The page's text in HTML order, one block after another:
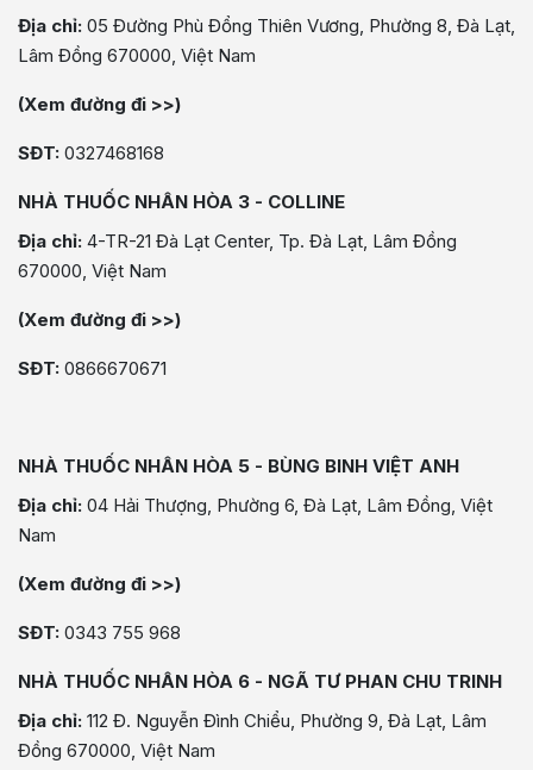
Địa chỉ: 05 Đường Phù Đổng Thiên Vương, Phường 8, Đà Lạt,
Lâm Đồng 670000, Việt Nam
(Xem đường đi >>)
SĐT: 0327468168
NHÀ THUỐC NHÂN HÒA 3 - COLLINE
Địa chỉ: 4-TR-21 Đà Lạt Center, Tp. Đà Lạt, Lâm Đồng
670000, Việt Nam
(Xem đường đi >>)
SĐT: 0866670671
NHÀ THUỐC NHÂN HÒA 5 - BÙNG BINH VIỆT ANH
Địa chỉ: 04 Hải Thượng, Phường 6, Đà Lạt, Lâm Đồng, Việt
Nam
(Xem đường đi >>)
SĐT: 0343 755 968
NHÀ THUỐC NHÂN HÒA 6 - NGÃ TƯ PHAN CHU TRINH
Địa chỉ: 112 Đ. Nguyễn Đình Chiểu, Phường 9, Đà Lạt, Lâm
Đồng 670000, Việt Nam